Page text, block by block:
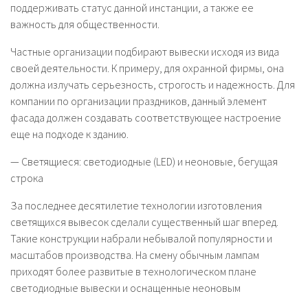
поддерживать статус данной инстанции, а также ее
важность для общественности.
Частные организации подбирают вывески исходя из вида
своей деятельности. К примеру, для охранной фирмы, она
должна излучать серьезность, строгость и надежность. Для
компании по организации праздников, данный элемент
фасада должен создавать соответствующее настроение
еще на подходе к зданию.
— Светящиеся: светодиодные (LED) и неоновые, бегущая
строка
За последнее десятилетие технологии изготовления
светящихся вывесок сделали существенный шаг вперед.
Такие конструкции набрали небывалой популярности и
масштабов производства. На смену обычным лампам
приходят более развитые в технологическом плане
светодиодные вывески и оснащенные неоновым